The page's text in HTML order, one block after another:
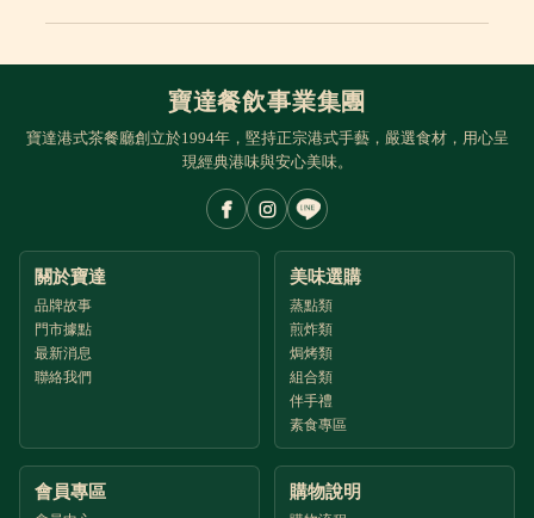
寶達餐飲事業集團
寶達港式茶餐廳創立於1994年，堅持正宗港式手藝，嚴選食材，用心呈
現經典港味與安心美味。
關於寶達
品牌故事
門市據點
最新消息
聯絡我們
美味選購
蒸點類
煎炸類
焗烤類
組合類
伴手禮
素食專區
會員專區 購物說明